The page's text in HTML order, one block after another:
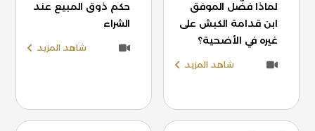
لماذا فضّل الموفق
ابن قدامة الكبش على
غيره في الأضحية؟
شاهد المزيد
حكم ذوق المبيع عند
الشراء
شاهد المزيد